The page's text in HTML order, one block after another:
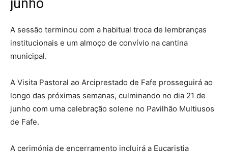
junho
A sessão terminou com a habitual troca de lembranças
institucionais e um almoço de convívio na cantina
municipal.
A Visita Pastoral ao Arciprestado de Fafe prosseguirá ao
longo das próximas semanas, culminando no dia 21 de
junho com uma celebração solene no Pavilhão Multiusos
de Fafe.
A cerimónia de encerramento incluirá a Eucaristia